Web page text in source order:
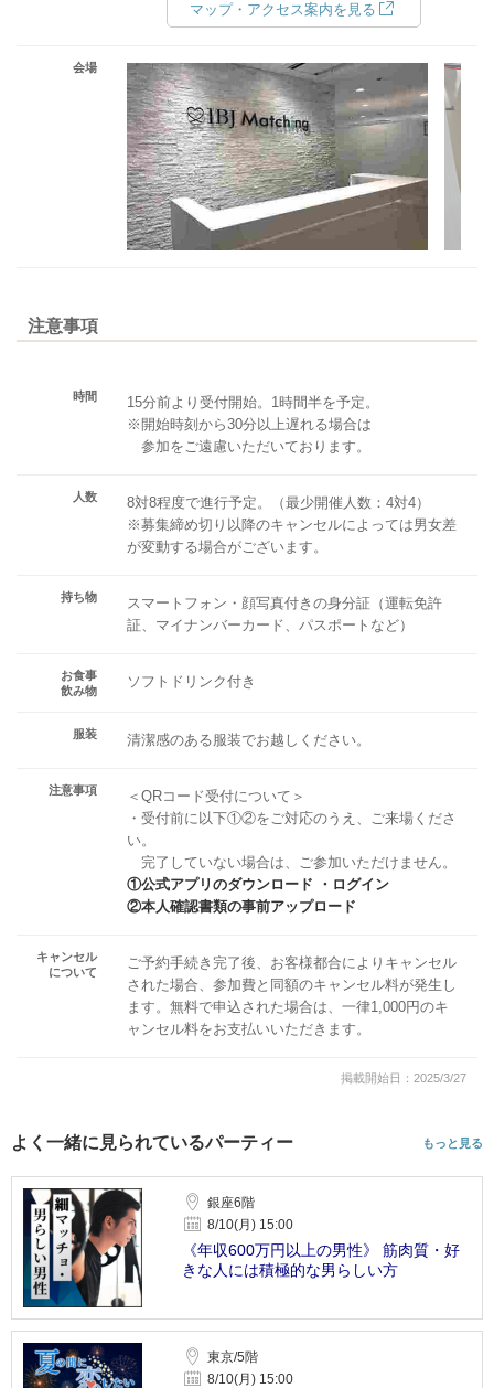
マップ・アクセス案内を見る
会場
注意事項
時間
15分前より受付開始。1時間半を予定。
※開始時刻から30分以上遅れる場合は
参加をご遠慮いただいております。
人数
8対8程度で進行予定。（最少開催人数：4対4）
※募集締め切り以降のキャンセルによっては男女差
が変動する場合がございます。
持ち物
スマートフォン・顔写真付きの身分証（運転免許
証、マイナンバーカード、パスポートなど）
お食事
飲み物
ソフトドリンク付き
服装 清潔感のある服装でお越しください。
注意事項
＜QRコード受付について＞
・受付前に以下①②をご対応のうえ、ご来場くださ
い。
完了していない場合は、ご参加いただけません。
①公式アプリのダウンロード ・ログイン
②本人確認書類の事前アップロード
キャンセル
について
ご予約手続き完了後、お客様都合によりキャンセル
された場合、参加費と同額のキャンセル料が発生し
ます。無料で申込された場合は、一律1,000円のキ
ャンセル料をお支払いいただきます。
掲載開始日：2025/3/27
よく一緒に見られているパーティー もっと見る
銀座6階
8/10(月) 15:00
《年収600万円以上の男性》 筋肉質・好
きな人には積極的な男らしい方
東京/5階
8/10(月) 15:00